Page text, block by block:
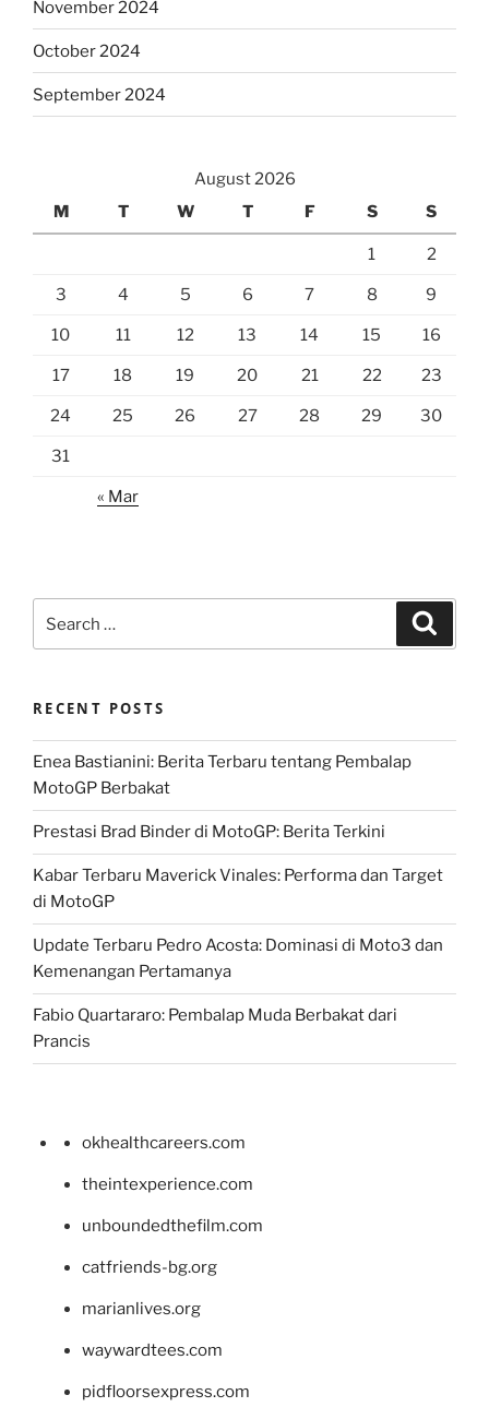
November 2024
October 2024
September 2024
August 2026
M
T W T F S S
1 2
3 4 5 6 7 8 9
10 11 12 13 14 15 16
17 18 19 20 21 22 23
24 25 26 27 28 29 30
31
« Mar
for:
RECENT POSTS
Enea Bastianini: Berita Terbaru tentang Pembalap
MotoGP Berbakat
Prestasi Brad Binder di MotoGP: Berita Terkini
Kabar Terbaru Maverick Vinales: Performa dan Target
di MotoGP
Update Terbaru Pedro Acosta: Dominasi di Moto3 dan
Kemenangan Pertamanya
Fabio Quartararo: Pembalap Muda Berbakat dari
Prancis
okhealthcareers.com
theintexperience.com
unboundedthefilm.com
catfriends-bg.org
marianlives.org
waywardtees.com
pidfloorsexpress.com